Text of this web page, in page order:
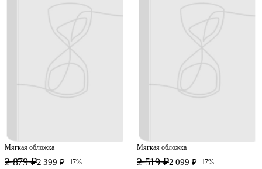
Мягкая обложка
2 879 ₽2 399 ₽ -17%
Мягкая обложка
2 519 ₽2 099 ₽ -17%